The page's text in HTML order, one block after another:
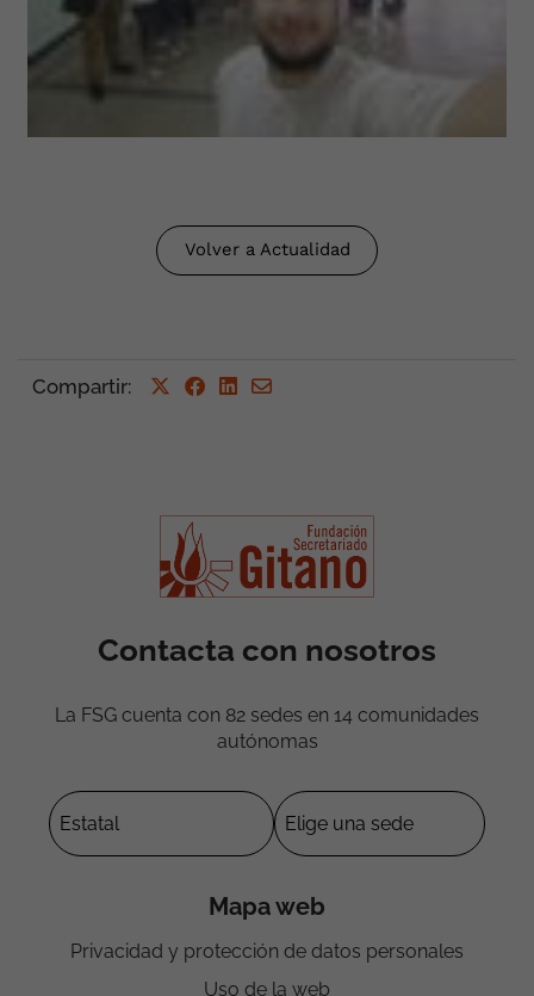
Volver a Actualidad
Compartir:
Contacta con nosotros
La FSG cuenta con 82 sedes en 14 comunidades
autónomas
Mapa web
Privacidad y protección de datos personales
Uso de la web